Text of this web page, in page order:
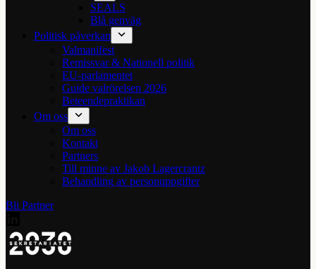
SEALS
Blå genväg
Politisk påverkan
Valmanifest
Remissvar & Nationell politik
EU-parlamentet
Guide valrörelsen 2026
Beteendepraktikan
Om oss
Om oss
Kontakt
Partners
Till minne av Jakob Lagercrantz
Behandling av personuppgifter
Bli Partner